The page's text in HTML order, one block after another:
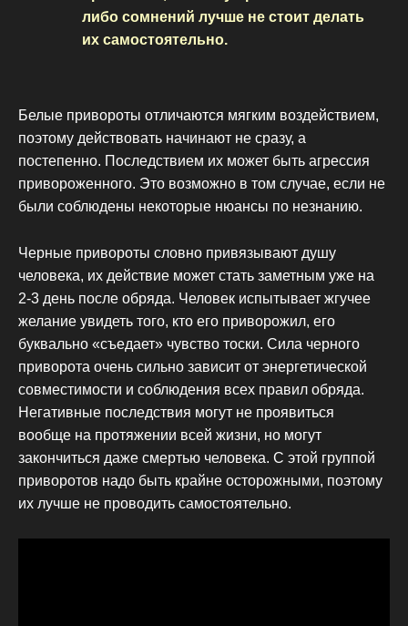
либо сомнений лучше не стоит делать
их самостоятельно.
Белые привороты отличаются мягким воздействием,
поэтому действовать начинают не сразу, а
постепенно. Последствием их может быть агрессия
привороженного. Это возможно в том случае, если не
были соблюдены некоторые нюансы по незнанию.
Черные привороты словно привязывают душу
человека, их действие может стать заметным уже на
2-3 день после обряда. Человек испытывает жгучее
желание увидеть того, кто его приворожил, его
буквально «съедает» чувство тоски. Сила черного
приворота очень сильно зависит от энергетической
совместимости и соблюдения всех правил обряда.
Негативные последствия могут не проявиться
вообще на протяжении всей жизни, но могут
закончиться даже смертью человека. С этой группой
приворотов надо быть крайне осторожными, поэтому
их лучше не проводить самостоятельно.